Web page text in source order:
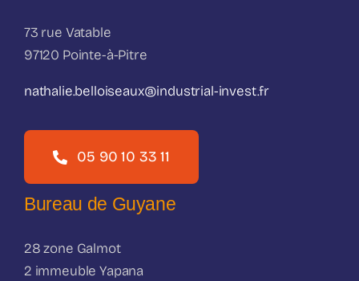
73 rue Vatable
97120 Pointe-à-Pitre
nathalie.belloiseaux@industrial-invest.fr
05 90 10 33 11
Bureau de Guyane
28 zone Galmot
2 immeuble Yapana